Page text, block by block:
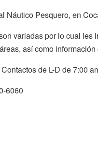
Náutico Pesquero, en
variadas por lo cual les
así como
de L-D de 7:00
6060